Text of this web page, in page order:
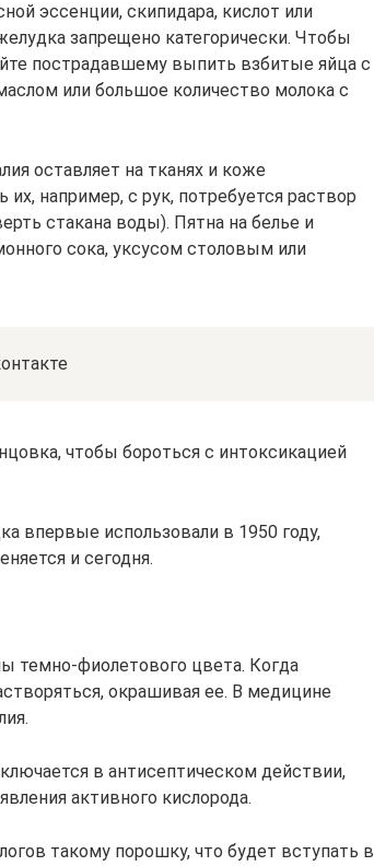
эссенции, скипидара, кислот или
запрещено категорически. Чтобы
пострадавшему выпить взбитые яйца с
или большое количество молока с
оставляет на тканях и коже
например, с рук, потребуется раствор
стакана воды). Пятна на белье и
сока, уксусом столовым или
чтобы бороться с интоксикацией
впервые использовали в 1950 году,
и сегодня.
темно-фиолетового цвета. Когда
окрашивая ее. В медицине
в антисептическом действии,
активного кислорода.
такому порошку, что будет вступать в